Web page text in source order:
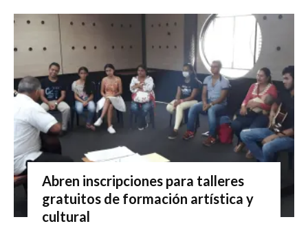
Abren inscripciones para talleres
gratuitos de formación artística y
cultural